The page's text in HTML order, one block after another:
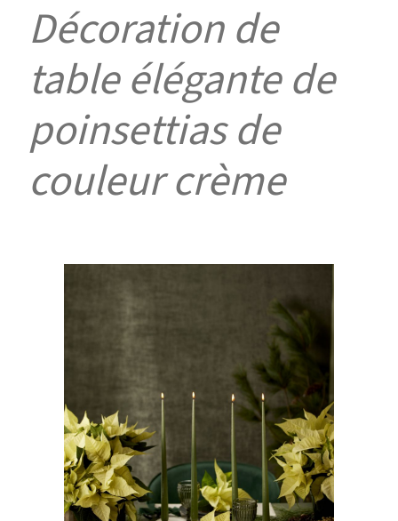
Décoration de
table élégante de
poinsettias de
couleur crème